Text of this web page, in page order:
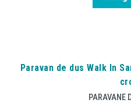
Paravan de dus Walk In
PARAVANE